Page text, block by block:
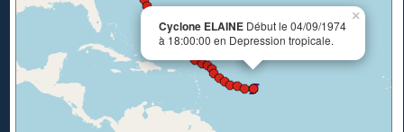
Cyclone ELAINE Début le 04/09/1974
à 18:00:00 en Depression tropicale.
×